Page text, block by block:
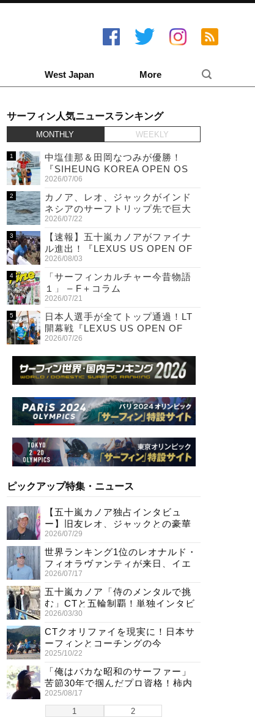
West Japan More
サーフィン人気ニュースランキング
MONTHLY WEEKLY
中塩佳那＆田岡なつみが優勝！
『SIHEUNG KOREA OPEN QS
6,000 & LQS』
2026/07/06
カノア、レオ、ジャックがインド
ネシアのサーフトリップ先で巨大
ワニと遭遇！
2026/07/22
【速報】五十嵐カノアがファイナ
ル進出！『LEXUS US OPEN OF
SURFING』
2026/08/03
「サーフィンカルチャー今昔物語
１」 – F＋コラム
2026/07/21
日本人選手が全てトップ通過！LT
開幕戦『LEXUS US OPEN OF
SURFING』初日
2026/07/26
ピックアップ特集・ニュース
1 2
【五十嵐カノア独占インタビュ
ー】旧友レオ、ジャックとの豪華
プライベートセッション
2026/07/29
世界ランキング1位のレオナルド・
フィオラヴァンティが来日、イエ
ロージャージ獲得直後の独占イン
タビュー
2026/07/17
五十嵐カノア「侍のメンタルで挑
む」CTと五輪制覇！単独インタビ
ューで熱弁
2026/03/30
CTクオリファイを現実に！日本サ
ーフィンとコーチングの今
2025/10/22
「俺はバカな昭和のサーファー」
苦節30年で掴んだプロ資格！柿内
聖文(54)の生き様
2025/08/17